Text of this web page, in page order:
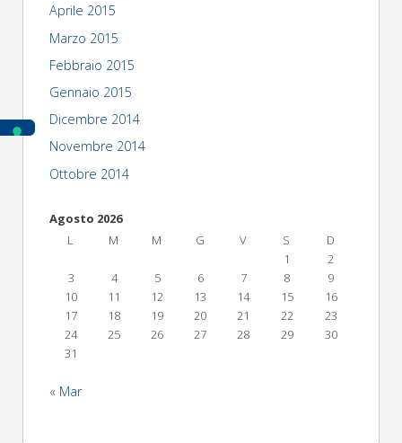
Aprile 2015
Marzo 2015
Febbraio 2015
Gennaio 2015
Dicembre 2014
Novembre 2014
Ottobre 2014
Agosto 2026
L
M M G V S
D
1
2
3
4 5 6 7 8
9
10
11 12 13 14 15
16
17
18 19 20 21 22
23
24
25 26 27 28 29
30
31
« Mar